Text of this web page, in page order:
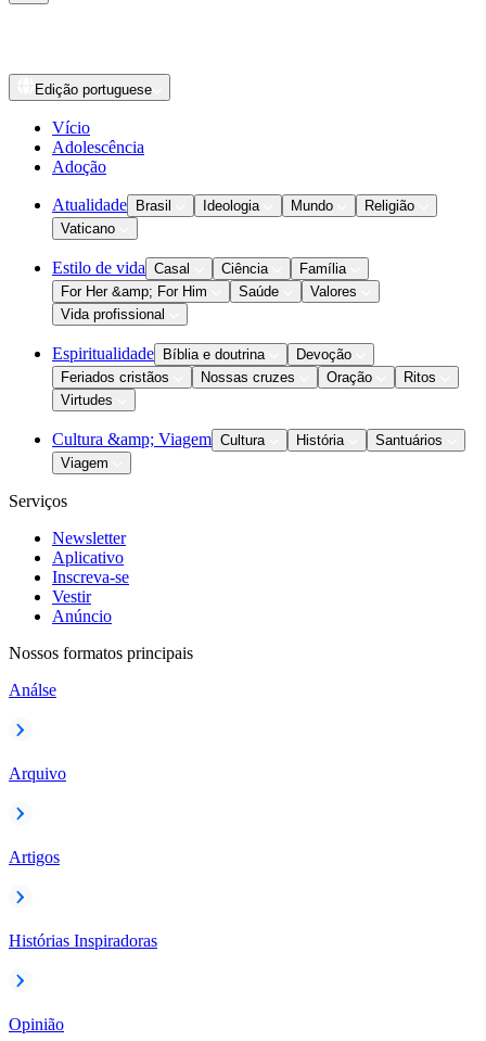
Edição portuguese
Vício
Adolescência
Adoção
Atualidade Brasil Ideologia Mundo
Religião
Vaticano
Estilo de vida Casal Ciência
Família
For Her &amp; For Him
Saúde
Valores
Vida profissional
Espiritualidade Bíblia e doutrina
Devoção
Feriados cristãos
Nossas cruzes Oração
Ritos
Virtudes
Cultura &amp; Viagem Cultura História
Santuários
Viagem
Serviços
Newsletter
Aplicativo
Inscreva-se
Vestir
Anúncio
Nossos formatos principais
Análse
Arquivo
Artigos
Histórias Inspiradoras
Opinião